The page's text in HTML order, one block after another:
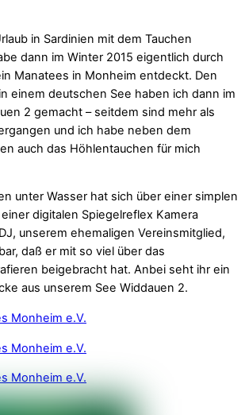
in Sardinien mit dem Tauchen
dann im Winter 2015 eigentlich durch
Manatees in Monheim entdeckt. Den
einem deutschen See haben ich dann im
2 gemacht – seitdem sind mehr als
und ich habe neben dem
auch das Höhlentauchen für mich
unter Wasser hat sich über einer simplen
digitalen Spiegelreflex Kamera
unserem ehemaligen Vereinsmitglied,
daß er mit so viel über das
beigebracht hat. Anbei seht ihr ein
aus unserem See Widdauen 2.